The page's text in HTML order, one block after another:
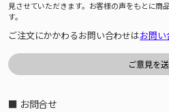
見させていただきます。お客様の声をもとに商
す。
ご注文にかかわるお問い合わせはお問い
■ お問合せ